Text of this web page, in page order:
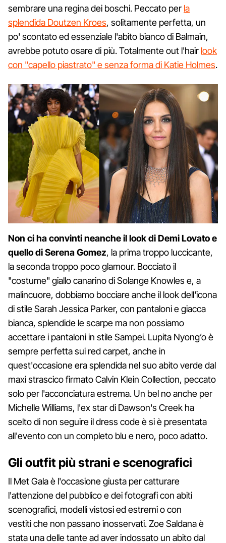
sembrare una regina dei boschi. Peccato per la
splendida Doutzen Kroes, solitamente perfetta, un
po' scontato ed essenziale l'abito bianco di Balmain,
avrebbe potuto osare di più. Totalmente out l'hair look
con "capello piastrato" e senza forma di Katie Holmes.
Non ci ha convinti neanche il look di Demi Lovato e
quello di Serena Gomez, la prima troppo luccicante,
la seconda troppo poco glamour. Bocciato il
"costume" giallo canarino di Solange Knowles e, a
malincuore, dobbiamo bocciare anche il look dell'icona
di stile Sarah Jessica Parker, con pantaloni e giacca
bianca, splendide le scarpe ma non possiamo
accettare i pantaloni in stile Sampei. Lupita Nyong’o è
sempre perfetta sui red carpet, anche in
quest'occasione era splendida nel suo abito verde dal
maxi strascico firmato Calvin Klein Collection, peccato
solo per l'acconciatura estrema. Un bel no anche per
Michelle Williams, l'ex star di Dawson's Creek ha
scelto di non seguire il dress code è si è presentata
all'evento con un completo blu e nero, poco adatto.
Gli outfit più strani e scenografici
Il Met Gala è l'occasione giusta per catturare
l'attenzione del pubblico e dei fotografi con abiti
scenografici, modelli vistosi ed estremi o con
vestiti che non passano inosservati. Zoe Saldana è
stata una delle tante ad aver indossato un abito dal